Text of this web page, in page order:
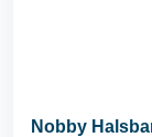
Nobby